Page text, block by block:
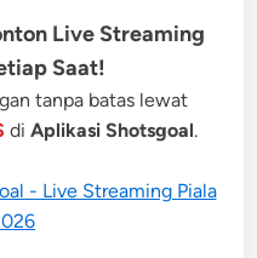
Live Streaming
Saat!
tanpa batas lewat
di Aplikasi Shotsgoal.